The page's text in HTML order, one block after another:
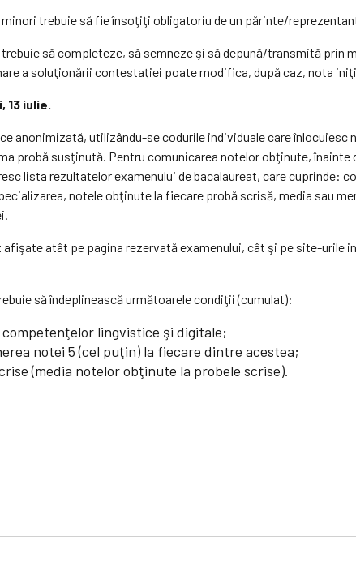
trebuie să fie însoţiţi obligatoriu de un părinte/
să completeze, să semneze şi să depună/transmită prin
a soluţionării contestaţiei poate modifica, după caz, nota
13 iulie.
anonimizată, utilizându-se codurile individuale care
probă susţinută. Pentru comunicarea notelor obţinute,
lista rezultatelor examenului de bacalaureat, care cuprinde:
notele obţinute la fiecare probă scrisă, media sau
atât pe pagina rezervată examenului, cât şi pe site-
să îndeplinească următoarele condiţii (cumulat):
lingvistice şi digitale;
notei 5 (cel puţin) la fiecare dintre acestea;
(media notelor obţinute la probele scrise).